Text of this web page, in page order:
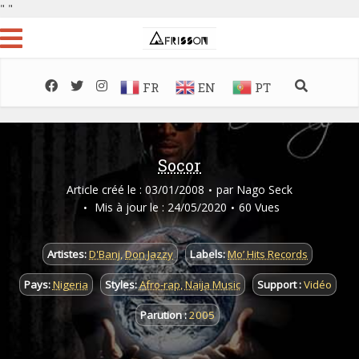
" "
FR EN PT
Socor
Article créé le : 03/01/2008 par Nago Seck
Mis à jour le : 24/05/2020
60 Vues
Artistes:D'Banj,Don Jazzy Labels:Mo’ Hits Records
Pays:Nigeria Styles:Afro-rap,Naija Music Support :Vidéo
Parution :2005